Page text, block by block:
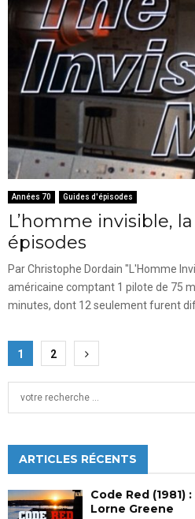
Années 70 Guides d'épisodes
L’homme invisible,
épisodes
Par Christophe Dordain "L'Homme
américaine comptant 1 pilote de 75
minutes, dont 12 seulement furent
Pagination
des
publications
1 2
h
f
o
ARTICLES RÉCENTS
Code Red (1981)
Lorne Greene